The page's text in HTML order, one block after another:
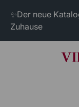
✨Der neue
Zuhause